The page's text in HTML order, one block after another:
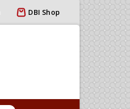
DBI Shop